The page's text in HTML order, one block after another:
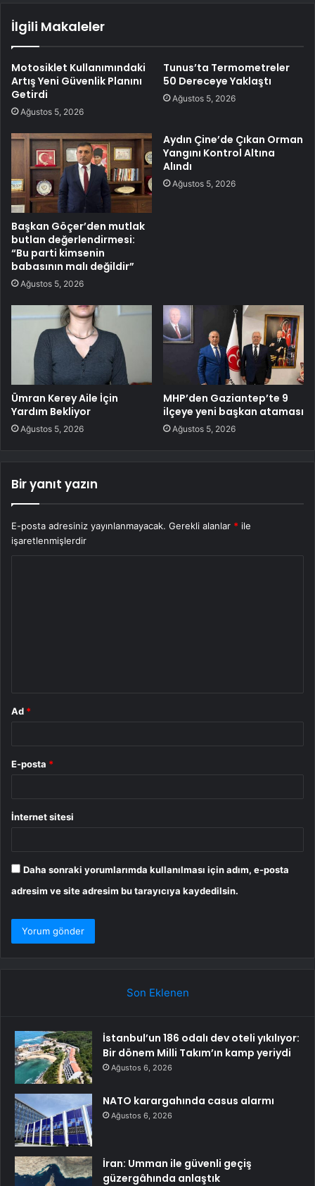
İlgili Makaleler
Motosiklet Kullanımındaki
Artış Yeni Güvenlik Planını
Getirdi
Ağustos 5, 2026
Tunus’ta Termometreler
50 Dereceye Yaklaştı
Ağustos 5, 2026
Başkan Göçer’den mutlak
butlan değerlendirmesi:
“Bu parti kimsenin
babasının malı değildir”
Ağustos 5, 2026
Aydın Çine’de Çıkan Orman
Yangını Kontrol Altına
Alındı
Ağustos 5, 2026
Ümran Kerey Aile İçin
Yardım Bekliyor
Ağustos 5, 2026
MHP’den Gaziantep’te 9
ilçeye yeni başkan ataması
Ağustos 5, 2026
Bir yanıt yazın
E-posta adresiniz yayınlanmayacak. Gerekli alanlar * ile
işaretlenmişlerdir
Ad *
E-posta *
İnternet sitesi
Daha sonraki yorumlarımda kullanılması için adım, e-posta
adresim ve site adresim bu tarayıcıya kaydedilsin.
Son Eklenen
İstanbul’un 186 odalı dev oteli yıkılıyor:
Bir dönem Milli Takım’ın kamp yeriydi
Ağustos 6, 2026
NATO karargahında casus alarmı
Ağustos 6, 2026
İran: Umman ile güvenli geçiş
güzergâhında anlaştık